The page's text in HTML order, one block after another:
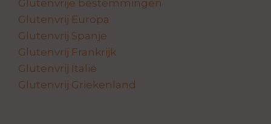
Glutenvrije bestemmingen
Glutenvrij Europa
Glutenvrij Spanje
Glutenvrij Frankrijk
Glutenvrij Italië
Glutenvrij Griekenland